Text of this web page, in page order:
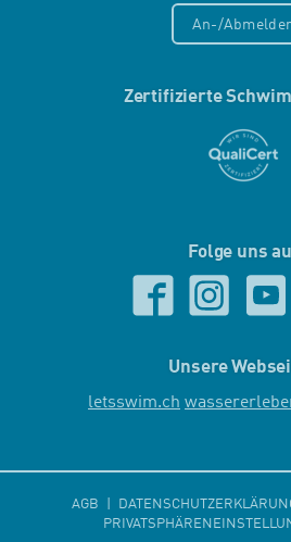
An-/
Zertifizierte
Folge uns
Unsere
letsswim.ch
AGB